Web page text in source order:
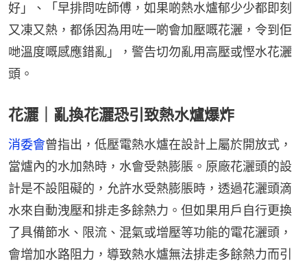
好」、「早排問咗師傅，如果啲熱水爐郁少少都即刻
又凍又熱，都係因為用咗一啲會加壓嘅花灑，令到佢
哋溫度嘅感應錯亂」，警告切勿亂用高壓或慳水花灑
頭。
花灑｜亂換花灑恐引致熱水爐爆炸
消委會曾指出，低壓電熱水爐在設計上屬於開放式，
當爐內的水加熱時，水會受熱膨脹。原廠花灑頭的設
計是不設阻礙的，允許水受熱膨脹時，透過花灑頭滴
水來自動洩壓和排走多餘熱力。但如果用戶自行更換
了具備節水、限流、混氣或增壓等功能的電花灑頭，
會增加水路阻力，導致熱水爐無法排走多餘熱力而引